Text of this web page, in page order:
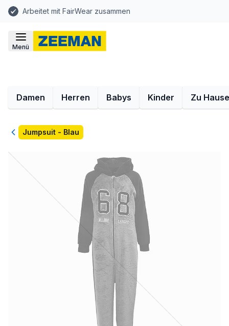
Arbeitet mit FairWear zusammen
Menü
Damen Herren Babys Kinder Zu Hause
ZurückJumpsuit - Blau